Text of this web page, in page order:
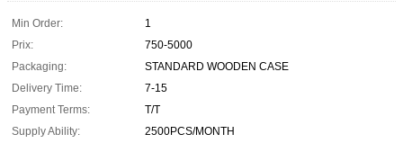
Min Order:
1
Prix:
750-5000
Packaging:
STANDARD WOODEN CASE
Delivery Time:
7-15
Payment Terms:
T/T
Supply Ability:
2500PCS/MONTH